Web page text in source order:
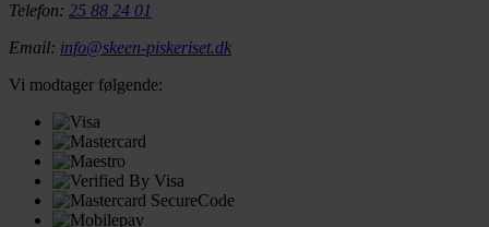
Telefon: 25 88 24 01
Email: info@skeen-piskeriset.dk
Vi modtager følgende: